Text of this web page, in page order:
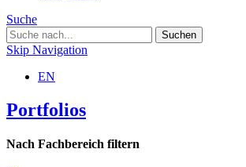
Suche
Skip Navigation
EN
Portfolios
Nach Fachbereich filtern